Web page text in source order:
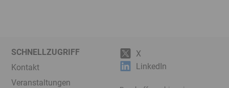
SCHNELLZUGRIFF
Kontakt
Veranstaltungen
X
LinkedIn